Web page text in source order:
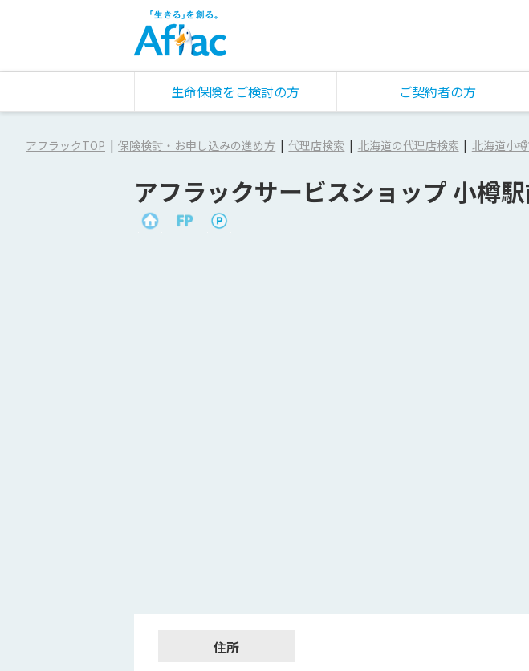
生命保険をご検討の方 ご契約者の方
アフラックTOP 保険検討・お申し込みの進め方 代理店検索 北海道の代理店検索 北海道小
アフラックサービスショップ 小樽
住所